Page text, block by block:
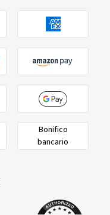
Bonifico
bancario